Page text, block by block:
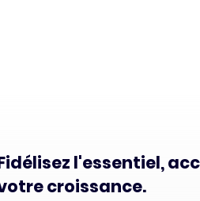
l'essentiel,
croissance.